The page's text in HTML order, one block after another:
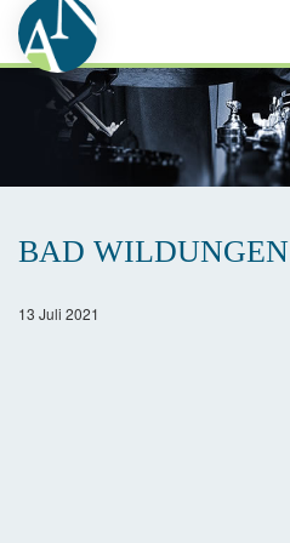
BAD WILDUNGEN
13 Juli 2021